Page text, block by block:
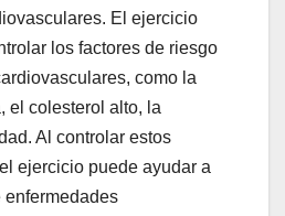
El ejercicio
los factores de riesgo
como la
el colesterol alto, la
Al controlar estos
ejercicio puede ayudar a
enfermedades